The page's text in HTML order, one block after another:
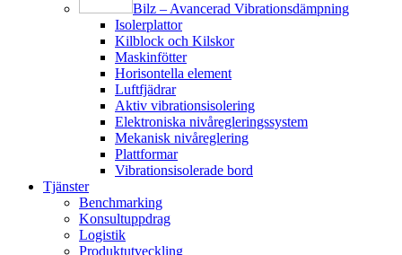
Bilz – Avancerad Vibrationsdämpning
Isolerplattor
Kilblock och Kilskor
Maskinfötter
Horisontella element
Luftfjädrar
Aktiv vibrationsisolering
Elektroniska nivåregleringssystem
Mekanisk nivåreglering
Plattformar
Vibrationsisolerade bord
Tjänster
Benchmarking
Konsultuppdrag
Logistik
Produktutveckling